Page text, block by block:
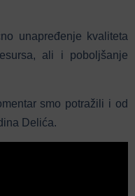
unapređenje kvaliteta
ali i poboljšanje
smo potražili i od
Delića.